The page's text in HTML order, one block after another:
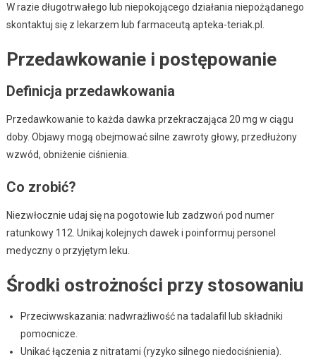
W razie długotrwałego lub niepokojącego działania niepożądanego
skontaktuj się z lekarzem lub farmaceutą apteka-teriak.pl.
Przedawkowanie i postępowanie
Definicja przedawkowania
Przedawkowanie to każda dawka przekraczająca 20 mg w ciągu
doby. Objawy mogą obejmować silne zawroty głowy, przedłużony
wzwód, obniżenie ciśnienia.
Co zrobić?
Niezwłocznie udaj się na pogotowie lub zadzwoń pod numer
ratunkowy 112. Unikaj kolejnych dawek i poinformuj personel
medyczny o przyjętym leku.
Środki ostrożności przy stosowaniu
Przeciwwskazania: nadwrażliwość na tadalafil lub składniki
pomocnicze.
Unikać łączenia z nitratami (ryzyko silnego niedociśnienia).